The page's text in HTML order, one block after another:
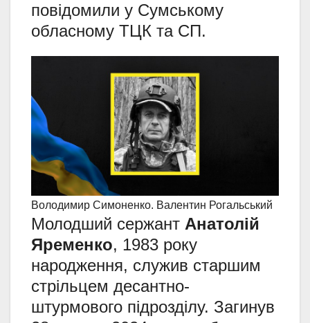
повідомили у Сумському
обласному ТЦК та СП.
Володимир Симоненко. Валентин Рогальський
Молодший сержант Анатолій
Яременко, 1983 року
народження, служив старшим
стрільцем десантно-
штурмового підрозділу. Загинув